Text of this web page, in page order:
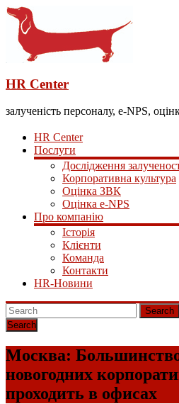
HR Center
залученість персоналу, e-NPS,
HR Center
Послуги
Дослідження
Корпоративна культура
Оцінка ЗВК
Оцінка e-NPS
Про компанію
Історія
Клієнти
Команда
Контакти
HR-Новини
Search
Москва:
новогодних
проходить в офисах